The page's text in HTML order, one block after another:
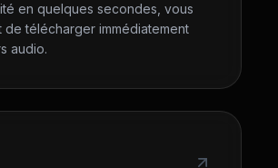
en quelques secondes, vous
de télécharger immédiatement
audio.